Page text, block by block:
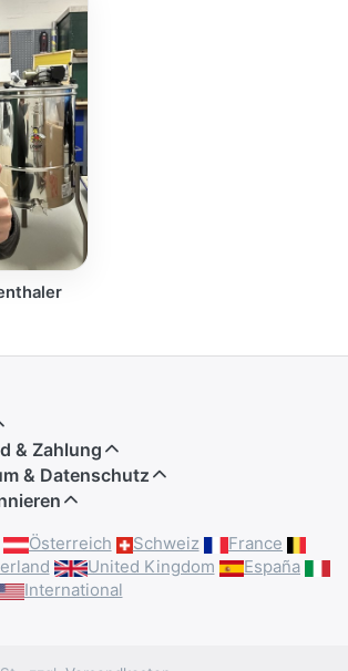
& Zahlung
& Datenschutz
Österreich Schweiz
France
United Kingdom
España
International